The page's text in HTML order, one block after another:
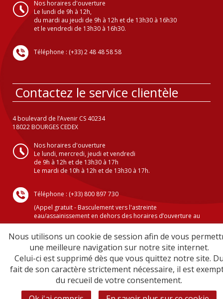
Nos horaires d'ouverture
Le lundi de 9h à 12h,
du mardi au jeudi de 9h à 12h et de 13h30 à 16h30
et le vendredi de 13h30 à 16h30.
Téléphone : (+33) 2 48 48 58 58
Contactez le service clientèle
4 boulevard de l’Avenir CS 40234
18022 BOURGES CEDEX
Nos horaires d'ouverture
Le lundi, mercredi, jeudi et vendredi
de 9h à 12h et de 13h30 à 17h
Le mardi de 10h à 12h et de 13h30 à 17h.
Téléphone : (+33) 800 897 730
(Appel gratuit - Basculement vers l'astreinte
eau/assainissement en dehors des horaires d’ouverture au
public )
Crédits
Mentions légales
Plan du site
Sécurité informatique
Nous utilisons un cookie de session afin de vous
une meilleure navigation sur notre site internet.
Celui-ci est supprimé dès que vous quittez notre site.
fait de son caractère strictement nécessaire, il est
du recueil de votre consentement.